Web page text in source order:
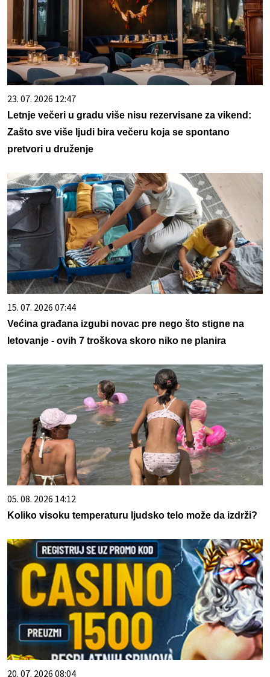
23. 07. 2026 12:47
Letnje večeri u gradu više nisu rezervisane za vikend:
Zašto sve više ljudi bira večeru koja se spontano
pretvori u druženje
15. 07. 2026 07:44
Većina građana izgubi novac pre nego što stigne na
letovanje - ovih 7 troškova skoro niko ne planira
05. 08. 2026 14:12
Koliko visoku temperaturu ljudsko telo može da izdrži?
20. 07. 2026 08:04